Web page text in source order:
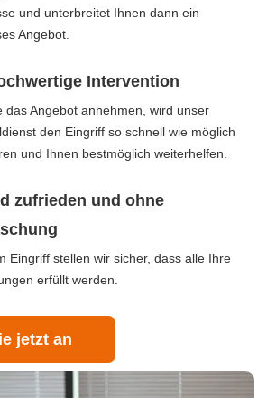
und unterbreitet Ihnen dann ein
Angebot.
Intervention
das Angebot annehmen, wird unser
den Eingriff so schnell wie möglich
und Ihnen bestmöglich weiterhelfen.
zufrieden und ohne
Eingriff stellen wir sicher, dass alle Ihre
erfüllt werden.
jetzt an